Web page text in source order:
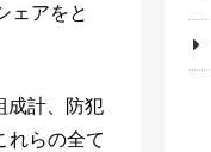
ェアをと
成計、防犯
れらの全て